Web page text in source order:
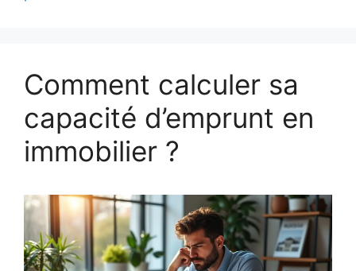
Comment calculer sa
capacité d’emprunt en
immobilier ?